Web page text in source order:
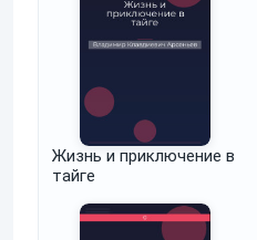
Жизнь и приключение в
тайге